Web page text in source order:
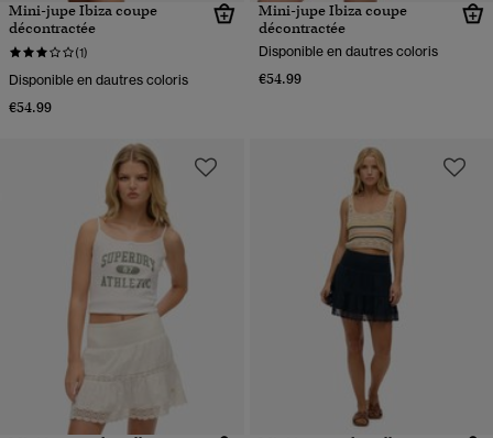
Mini-jupe Ibiza coupe
décontractée
(1)
Disponible en dautres coloris
€54.99
Mini-jupe Ibiza coupe
décontractée
Disponible en dautres coloris
€54.99